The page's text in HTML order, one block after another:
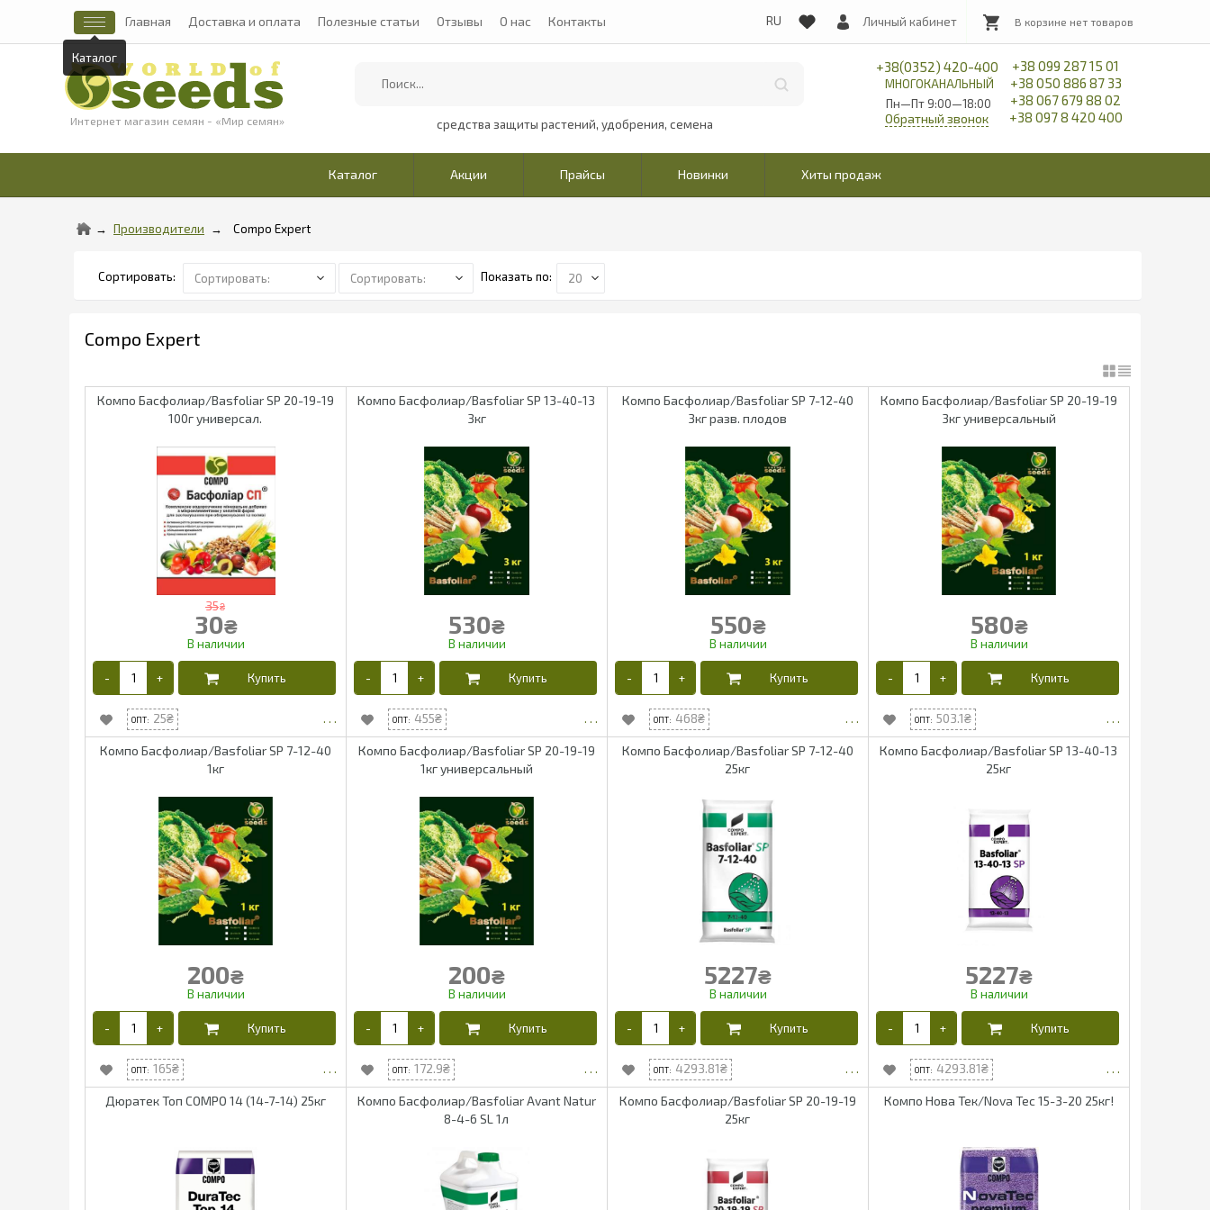
Каталог
Главная Доставка и оплата Полезные статьи Отзывы О нас Контакты Личный кабинет
Интернет магазин семян - «Мир семян» средства защиты растений, удобрения, семена
+38(0352) 420-400
МНОГОКАНАЛЬНЫЙ
Пн—Пт 9:00—18:00
+38 099 287 15 01
+38 050 886 87 33
+38 067 679 88 02
+38 097 8 420 400
Обратный звонок
Каталог Акции Прайсы Новинки Хиты продаж
Производители Compo Expert
Показать по:
Compo Expert
Компо Басфолиар/Basfoliar SP 20-19-19
100г универсал.
35₴
30₴
25
Компо Басфолиар/Basfoliar SP 13-40-13
3кг
530₴
455
Компо Басфолиар/Basfoliar SP 7-12-40
3кг разв. плодов
550₴
468
Компо Басфолиар/Basfoliar SP 20-19-19
3кг универсальный
580₴
503.1
Компо Басфолиар/Basfoliar SP 7-12-40
1кг
200₴
165
Компо Басфолиар/Basfoliar SP 20-19-19
1кг универсальный
200₴
172.9
Компо Басфолиар/Basfoliar SP 7-12-40
25кг
5227₴
4293.81
Компо Басфолиар/Basfoliar SP 13-40-13
25кг
5227₴
4293.81
Дюратек Топ COMPO 14 (14-7-14) 25кг
Компо Басфолиар/Basfoliar Avant Natur
8-4-6 SL 1л
Компо Басфолиар/Basfoliar SP 20-19-19
25кг
Компо Нова Тек/Nova Tec 15-3-20 25кг!